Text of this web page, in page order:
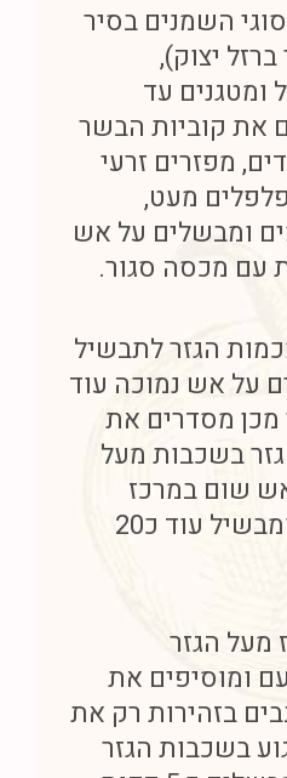
השמנים בסיר
יצוק),
ומטגנים עד
את קוביות הבשר
מפזרים זרעי
מעט,
מים ומבשלים על אש
הגזר לתבשיל
על אש נמוכה עוד
מכן מסדרים את
בשכבות מעל
שום במרכז
התבשיל מכסים ומבשיל עוד כ20
מעל הגזר
ומוסיפים את
בזהירות רק את
בשכבות הגזר